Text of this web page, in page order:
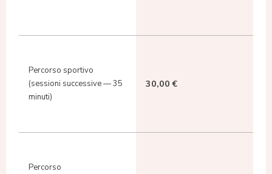
Percorso sportivo
(sessioni successive — 35
minuti)
30,00 €
Percorso